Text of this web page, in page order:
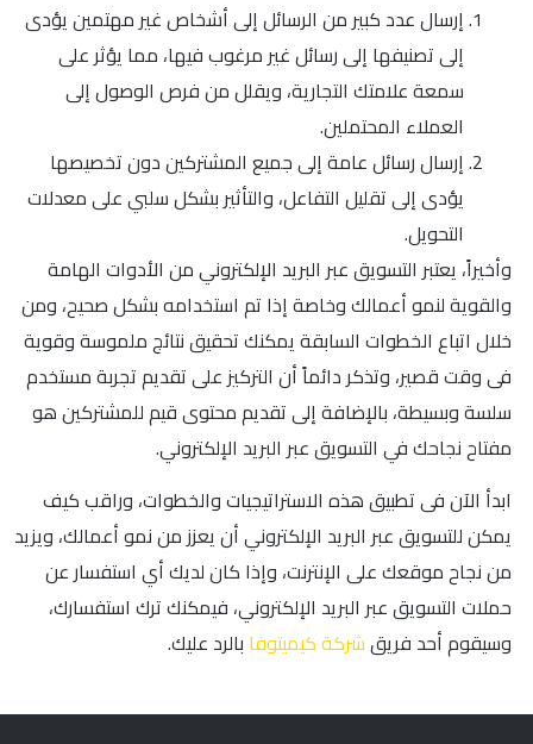
إرسال عدد كبير من الرسائل إلى أشخاص غير مهتمين يؤدى
إلى تصنيفها إلى رسائل غير مرغوب فيها، مما يؤثر على
سمعة علامتك التجارية، ويقلل من فرص الوصول إلى
العملاء المحتملين.
إرسال رسائل عامة إلى جميع المشتركين دون تخصيصها
يؤدى إلى تقليل التفاعل، والتأثير بشكل سلبي على معدلات
التحويل.
وأخيراً، يعتبر التسويق عبر البريد الإلكتروني من الأدوات الهامة
والقوية لنمو أعمالك وخاصة إذا تم استخدامه بشكل صحيح، ومن
خلال اتباع الخطوات السابقة يمكنك تحقيق نتائج ملموسة وقوية
فى وقت قصير، وتذكر دائماً أن التركيز على تقديم تجربة مستخدم
سلسة وبسيطة، بالإضافة إلى تقديم محتوى قيم للمشتركين هو
مفتاح نجاحك في التسويق عبر البريد الإلكتروني.
ابدأ الآن فى تطبيق هذه الاستراتيجيات والخطوات، وراقب كيف
يمكن للتسويق عبر البريد الإلكتروني أن يعزز من نمو أعمالك، ويزيد
من نجاح موقعك على الإنترنت، وإذا كان لديك أي استفسار عن
حملات التسويق عبر البريد الإلكتروني، فيمكنك ترك استفسارك،
وسيقوم أحد فريقشركة كيميتوفا بالرد عليك.